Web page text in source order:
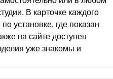
В карточке каждого
установке, где показан
на сайте доступен
уже знакомы и